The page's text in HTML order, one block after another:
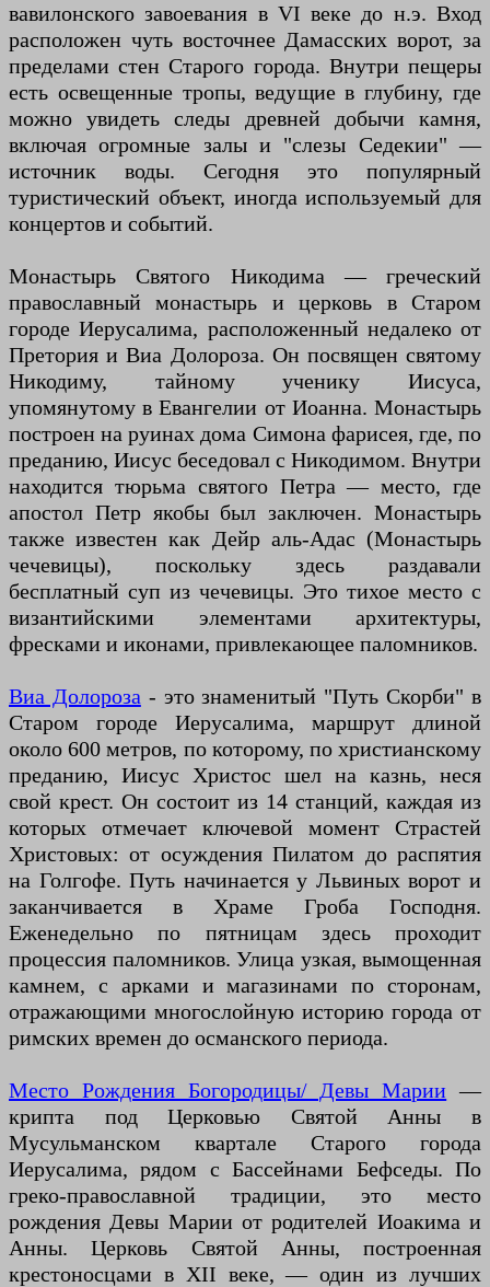
вавилонского завоевания в VI веке до н.э. Вход
расположен чуть восточнее Дамасских ворот, за
пределами стен Старого города. Внутри пещеры
есть освещенные тропы, ведущие в глубину, где
можно увидеть следы древней добычи камня,
включая огромные залы и "слезы Седекии" —
источник воды. Сегодня это популярный
туристический объект, иногда используемый для
концертов и событий.
Монастырь Святого Никодима — греческий
православный монастырь и церковь в Старом
городе Иерусалима, расположенный недалеко от
Претория и Виа Долороза. Он посвящен святому
Никодиму, тайному ученику Иисуса,
упомянутому в Евангелии от Иоанна. Монастырь
построен на руинах дома Симона фарисея, где, по
преданию, Иисус беседовал с Никодимом. Внутри
находится тюрьма святого Петра — место, где
апостол Петр якобы был заключен. Монастырь
также известен как Дейр аль-Адас (Монастырь
чечевицы), поскольку здесь раздавали
бесплатный суп из чечевицы. Это тихое место с
византийскими элементами архитектуры,
фресками и иконами, привлекающее паломников.
Виа Долороза - это знаменитый "Путь Скорби" в
Старом городе Иерусалима, маршрут длиной
около 600 метров, по которому, по христианскому
преданию, Иисус Христос шел на казнь, неся
свой крест. Он состоит из 14 станций, каждая из
которых отмечает ключевой момент Страстей
Христовых: от осуждения Пилатом до распятия
на Голгофе. Путь начинается у Львиных ворот и
заканчивается в Храме Гроба Господня.
Еженедельно по пятницам здесь проходит
процессия паломников. Улица узкая, вымощенная
камнем, с арками и магазинами по сторонам,
отражающими многослойную историю города от
римских времен до османского периода.
Место Рождения Богородицы/ Девы Марии —
крипта под Церковью Святой Анны в
Мусульманском квартале Старого города
Иерусалима, рядом с Бассейнами Бефседы. По
греко-православной традиции, это место
рождения Девы Марии от родителей Иоакима и
Анны. Церковь Святой Анны, построенная
крестоносцами в XII веке, — один из лучших